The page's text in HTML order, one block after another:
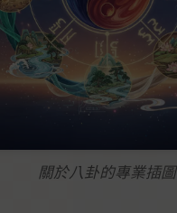
關於八卦的專業插圖